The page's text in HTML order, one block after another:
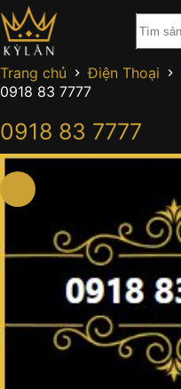
Chuyển
đến
phần
nội
dung
Trang chủ Điện Thoại
0918 83 7777
0918 83 7777